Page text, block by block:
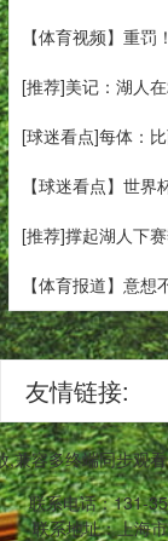
【体育视频】重
[推荐]美记：湖人
[球迷看点]每体：
【球迷看点】世
[推荐]撑起湖人下
【体育报道】意
友情链接:
容多终端同步
联系电话：131-
联系地址：上海